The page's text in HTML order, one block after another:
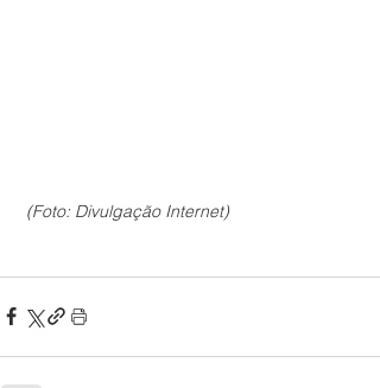
(Foto: Divulgação Internet)